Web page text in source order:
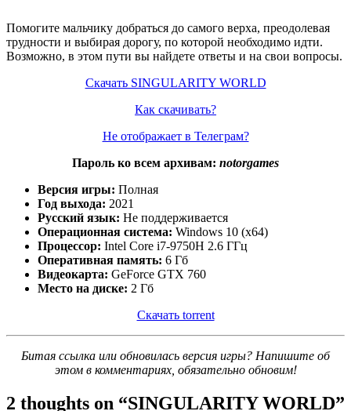
Помогите мальчику добраться до самого верха, преодолевая
трудности и выбирая дорогу, по которой необходимо идти.
Возможно, в этом пути вы найдете ответы и на свои вопросы.
Скачать SINGULARITY WORLD
Как скачивать?
Не отображает в Телеграм?
Пароль ко всем архивам: notorgames
Версия игры: Полная
Год выхода: 2021
Русский язык: Не поддерживается
Операционная система: Windows 10 (x64)
Процессор: Intel Core i7-9750H 2.6 ГГц
Оперативная память: 6 Гб
Видеокарта: GeForce GTX 760
Место на диске: 2 Гб
Скачать torrent
Битая ссылка или обновилась версия игры? Напишите об
этом в комментариях, обязательно обновим!
2 thoughts on “SINGULARITY WORLD”